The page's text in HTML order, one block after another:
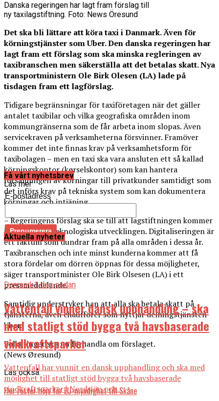
Danska regeringen har lagt fram förslag till
ny taxilagstiftning. Foto: News Öresund
Det ska bli lättare att köra taxi i Danmark. Även för
körningstjänster som Uber. Den danska regeringen har
lagt fram ett förslag som ska minska regleringen av
taxibranschen men säkerställa att det betalas skatt. Nya
transportministern Ole Birk Olesen (LA) lade på
tisdagen fram ett lagförslag.
Tidigare begränsningar för taxiföretagen när det gäller
antalet taxibilar och vilka geografiska områden inom
kommungränserna som de får arbeta inom slopas. Även
servicekraven på verksamheterna försvinner. Framöver
kommer det inte finnas krav på verksamhetsform för
taxibolagen – men en taxi ska vara ansluten ett så kallad
körningskontor (kørselskontor) som kan hantera
försäljningen av körningar till privatkunder samtidigt som
det införs krav på tekniska system som kan dokumentera
körningar och intjäning.
– Regeringens förslag ska se till att lagstiftningen kommer
i fas med den teknologiska utvecklingen. Digitaliseringen är
ett faktum som dundrar fram på alla områden i dessa år.
Taxibranschen och inte minst kunderna kommer att få
stora fördelar om dörren öppnas för dessa möjligheter,
säger transportminister Ole Birk Olsesen (LA) i ett
pressmeddelande.
Samtidig understryker han att alla ska betala skatt på
tjänsterna, även chaufförer som nyttjar delningstjänsten
Uber.
Folketinget ska nu förhandla om förslaget.
(News Øresund)
Läs också:
Fler röster höjs för EU-myndighet till Skåne
Läs mer
Få vårt nyhetsbrev
E-postadress
Aktuella nyheter
Danmark1 dag sedan
Vattenfall vinner dansk upphandling – ska
med statligt stöd bygga två havsbaserade
vindkraftsparker
Vattenfall har vunnit en dansk upphandling och ska med
möjlighet till statligt stöd bygga två havsbaserade
vindkraftsparker i Nordsjön och...